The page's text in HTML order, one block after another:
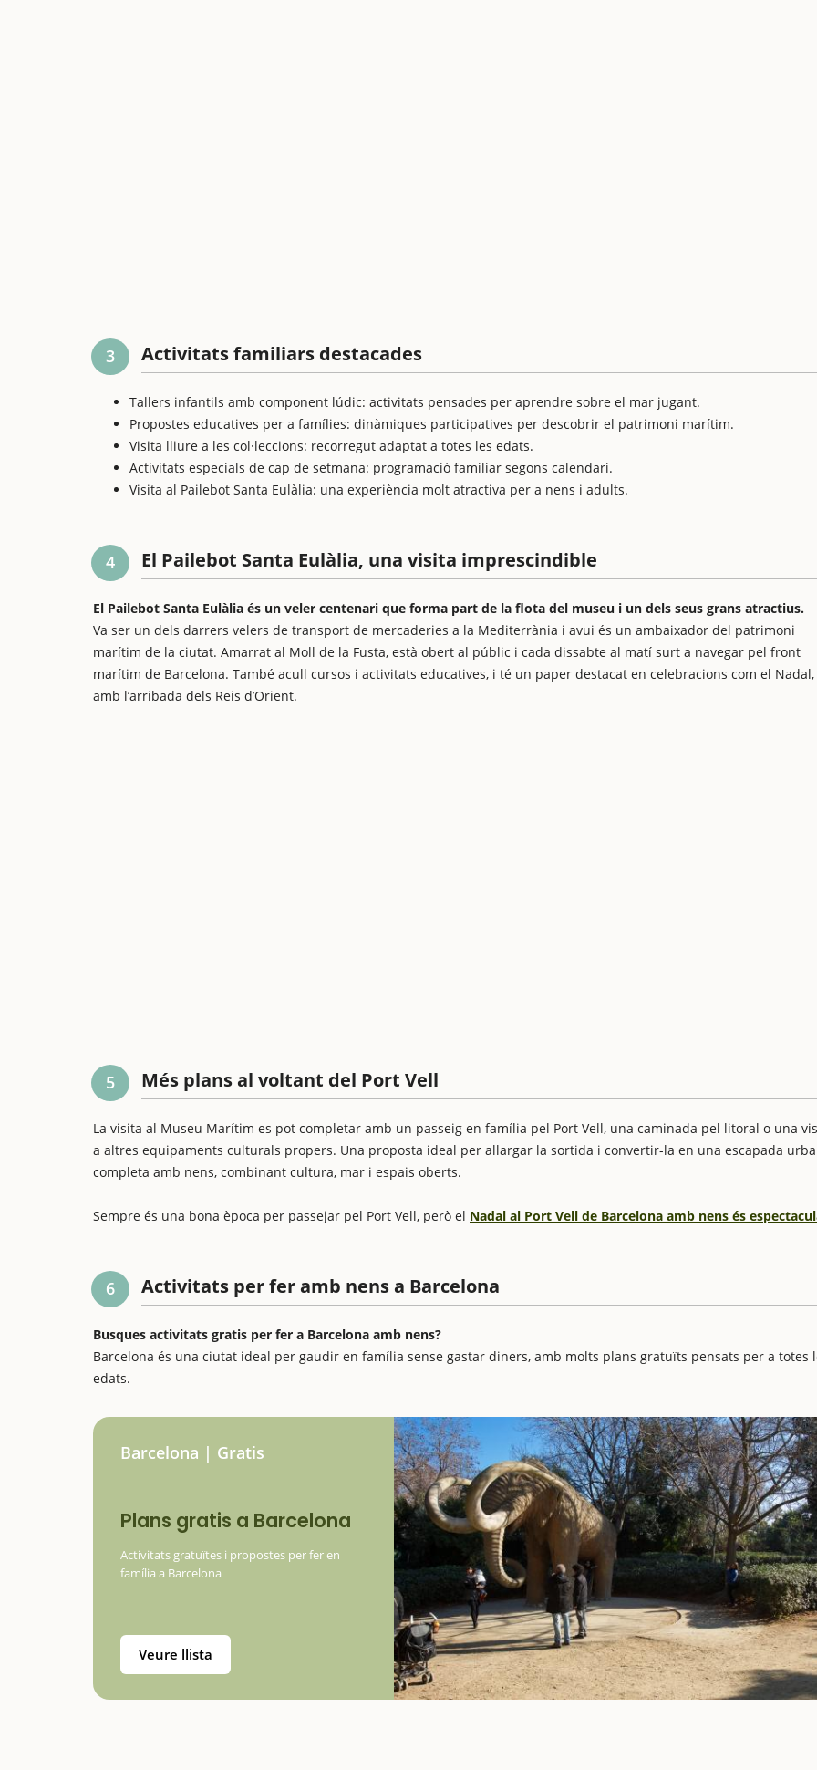
3 Activitats familiars destacades
Tallers infantils amb component lúdic: activitats pensades per aprendre sobre el mar jugant.
Propostes educatives per a famílies: dinàmiques participatives per descobrir el patrimoni marítim.
Visita lliure a les col·leccions: recorregut adaptat a totes les edats.
Activitats especials de cap de setmana: programació familiar segons calendari.
Visita al Pailebot Santa Eulàlia: una experiència molt atractiva per a nens i adults.
4 El Pailebot Santa Eulàlia, una visita imprescindible
El Pailebot Santa Eulàlia és un veler centenari que forma part de la flota del museu i un dels seus grans atractius.
Va ser un dels darrers velers de transport de mercaderies a la Mediterrània i avui és un ambaixador del patrimoni
marítim de la ciutat. Amarrat al Moll de la Fusta, està obert al públic i cada dissabte al matí surt a navegar pel front
marítim de Barcelona. També acull cursos i activitats educatives, i té un paper destacat en celebracions com el Nadal,
amb l’arribada dels Reis d’Orient.
5 Més plans al voltant del Port Vell
La visita al Museu Marítim es pot completar amb un passeig en família pel Port Vell, una caminada pel litoral o una
a altres equipaments culturals propers. Una proposta ideal per allargar la sortida i convertir-la en una escapada
completa amb nens, combinant cultura, mar i espais oberts.
Sempre és una bona època per passejar pel Port Vell, però el Nadal al Port Vell de Barcelona amb nens és
6 Activitats per fer amb nens a Barcelona
Busques activitats gratis per fer a Barcelona amb nens?
Barcelona és una ciutat ideal per gaudir en família sense gastar diners, amb molts plans gratuïts pensats per a totes
edats.
Barcelona | Gratis
Plans gratis a Barcelona
Activitats gratuïtes i propostes per fer en
família a Barcelona
Veure llista